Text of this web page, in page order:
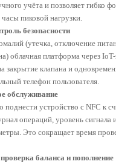
проводных
Инсайты
Онлайн-
вопросы
и стратегия
учёта и позволяет гибко
пиковой нагрузки.
безопасности
(утечка, отключение
облачная платформа через
закрытие клапана и
телефон пользователя.
обслуживание
поднести устройство с NFC к
операций, уровень сигнала
Это сокращает время
баланса и пополнение